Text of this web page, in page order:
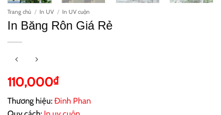
Trang chủ / In UV / In UV cuộn
In Băng Rôn Giá Rẻ
110,000₫
Thương hiệu: Đinh Phan